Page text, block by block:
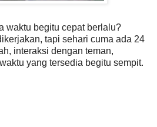
waktu begitu cepat berlalu?
tapi sehari cuma ada 24
interaksi dengan teman,
yang tersedia begitu sempit.